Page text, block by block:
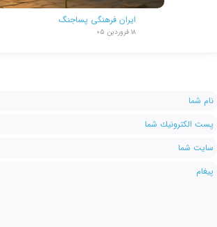
ایران فرهنگی پساجنگ
۱۸ فروردین ۰۵